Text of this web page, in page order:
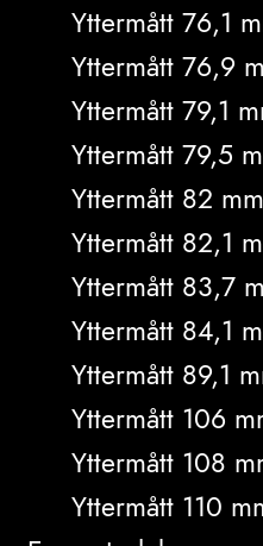
Yttermått 76,1
Yttermått 76,9
Yttermått 79,1
Yttermått 79,5
Yttermått 82 mm
Yttermått 82,1
Yttermått 83,7
Yttermått 84,1
Yttermått 89,1
Yttermått 106
Yttermått 108
Yttermått 110